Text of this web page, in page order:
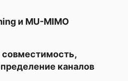
и MU-MIMO
совместимость,
каналов